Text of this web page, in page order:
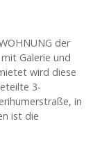
der
Galerie und
wird diese
3-
in
ist die